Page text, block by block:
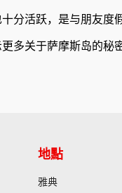
分活跃，是与朋友度
多关于萨摩斯岛的秘
地點
雅典